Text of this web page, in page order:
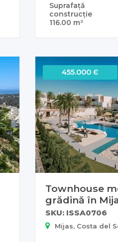
Suprafață
construcție
116.00 m²
455.000 Є
Townhouse
grădină în
SKU: ISSA0706
Mijas, Costa del